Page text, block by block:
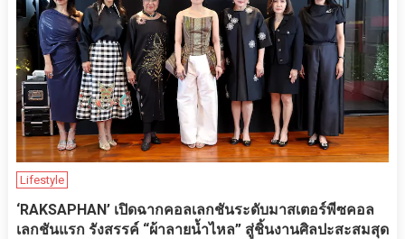
Lifestyle
‘RAKSAPHAN’ เปิดฉากคอลเลกชันระดับมาสเตอร์พีซคอล
เลกชันแรก รังสรรค์ “ผ้าลายน้ำไหล” สู่ชิ้นงานศิลปะสะสมสุด